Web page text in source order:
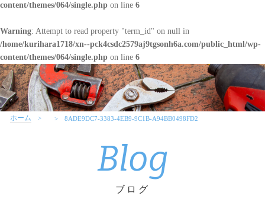
content/themes/064/single.php on line 6
Warning: Attempt to read property "term_id" on null in
/home/kurihara1718/xn--pck4csdc2579aj9tgsonh6a.com/public_html/wp-
content/themes/064/single.php on line 6
ホーム 8ADE9DC7-3383-4EB9-9C1B-A94BB0498FD2
Blog
ブログ